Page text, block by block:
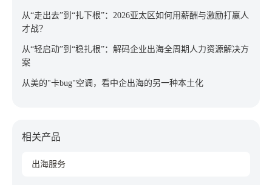
从“走出去”到“扎下根”：2026亚太区如何用薪酬与激励打赢人
才战？
从“轻启动”到“稳扎根”：解码企业出海全周期人力资源解决方
案
从美的"卡bug"空调，看中企出海的另一种本土化
相关产品
出海服务